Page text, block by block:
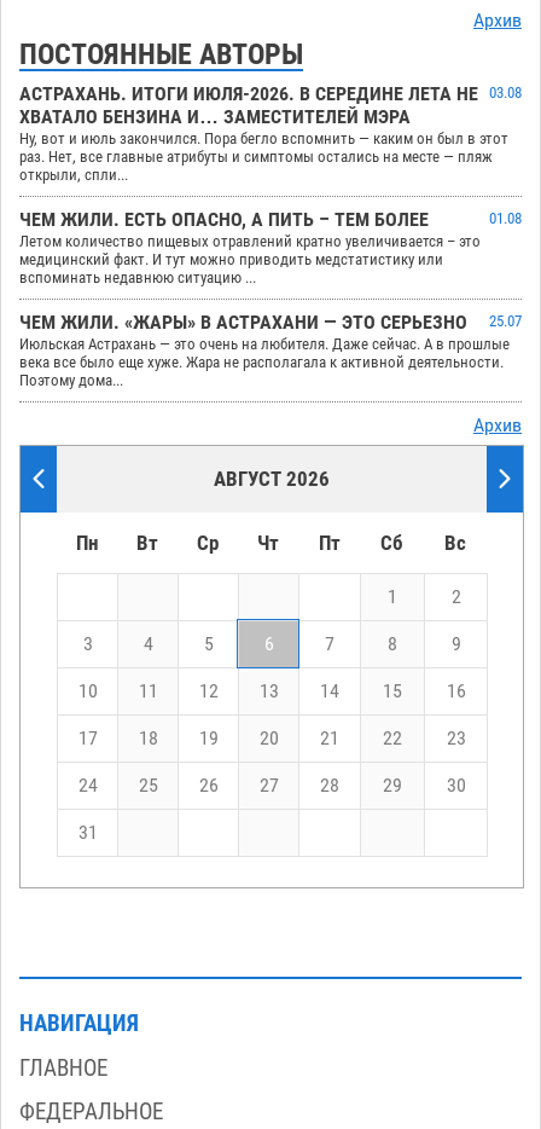
Архив
ПОСТОЯННЫЕ АВТОРЫ
АСТРАХАНЬ. ИТОГИ ИЮЛЯ-2026. В СЕРЕДИНЕ ЛЕТА НЕ
ХВАТАЛО БЕНЗИНА И… ЗАМЕСТИТЕЛЕЙ МЭРА
03.08
Ну, вот и июль закончился. Пора бегло вспомнить — каким он был в этот
раз. Нет, все главные атрибуты и симптомы остались на месте — пляж
открыли, спли...
ЧЕМ ЖИЛИ. ЕСТЬ ОПАСНО, А ПИТЬ – ТЕМ БОЛЕЕ
01.08
Летом количество пищевых отравлений кратно увеличивается – это
медицинский факт. И тут можно приводить медстатистику или
вспоминать недавнюю ситуацию ...
ЧЕМ ЖИЛИ. «ЖАРЫ» В АСТРАХАНИ — ЭТО СЕРЬЕЗНО
25.07
Июльская Астрахань — это очень на любителя. Даже сейчас. А в прошлые
века все было еще хуже. Жара не располагала к активной деятельности.
Поэтому дома...
Архив
АВГУСТ 2026
Пн Вт Ср Чт Пт Сб Вс
1 2
3 4 5 6 7 8 9
10 11 12 13 14 15 16
17 18 19 20 21 22 23
24 25 26 27 28 29 30
31
НАВИГАЦИЯ
ГЛАВНОЕ
ФЕДЕРАЛЬНОЕ